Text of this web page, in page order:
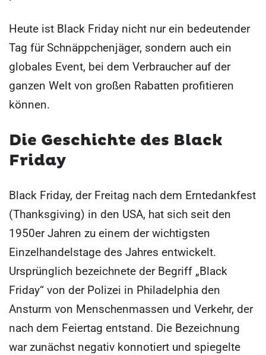
Heute ist Black Friday nicht nur ein bedeutender
Tag für Schnäppchenjäger, sondern auch ein
globales Event, bei dem Verbraucher auf der
ganzen Welt von großen Rabatten profitieren
können.
Die Geschichte des Black
Friday
Black Friday, der Freitag nach dem Erntedankfest
(Thanksgiving) in den USA, hat sich seit den
1950er Jahren zu einem der wichtigsten
Einzelhandelstage des Jahres entwickelt.
Ursprünglich bezeichnete der Begriff „Black
Friday“ von der Polizei in Philadelphia den
Ansturm von Menschenmassen und Verkehr, der
nach dem Feiertag entstand. Die Bezeichnung
war zunächst negativ konnotiert und spiegelte